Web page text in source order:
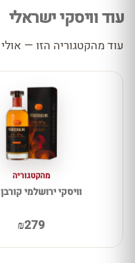
עוד וויסקי ישראלי
עוד מהקטגוריה הזו —
מהקטגוריה
וויסקי ירושלמי
₪279